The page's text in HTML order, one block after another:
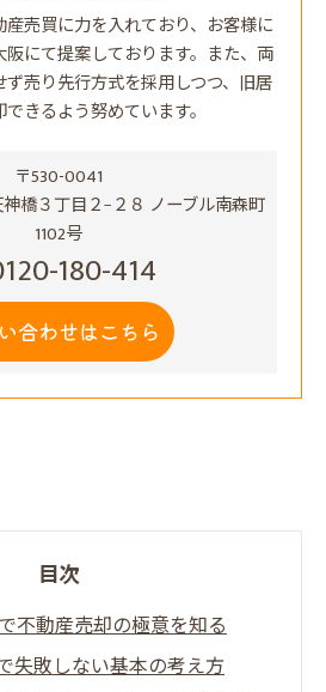
売買に力を入れており、お客様に
にて提案しております。また、両
売り先行方式を採用しつつ、旧居
きるよう努めています。
〒530-0041
橋３丁目２−２８ ノーブル南森町
1102号
180-414
合わせはこちら
目次
不動産売却の極意を知る
失敗しない基本の考え方